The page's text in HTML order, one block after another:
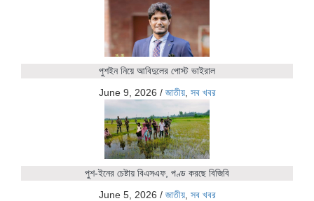
পুশইন নিয়ে আবিদুলের পোস্ট ভাইরাল
June 9, 2026 / জাতীয়, সব খবর
পুশ-ইনের চেষ্টায় বিএসএফ, পণ্ড করছে বিজিবি
June 5, 2026 / জাতীয়, সব খবর